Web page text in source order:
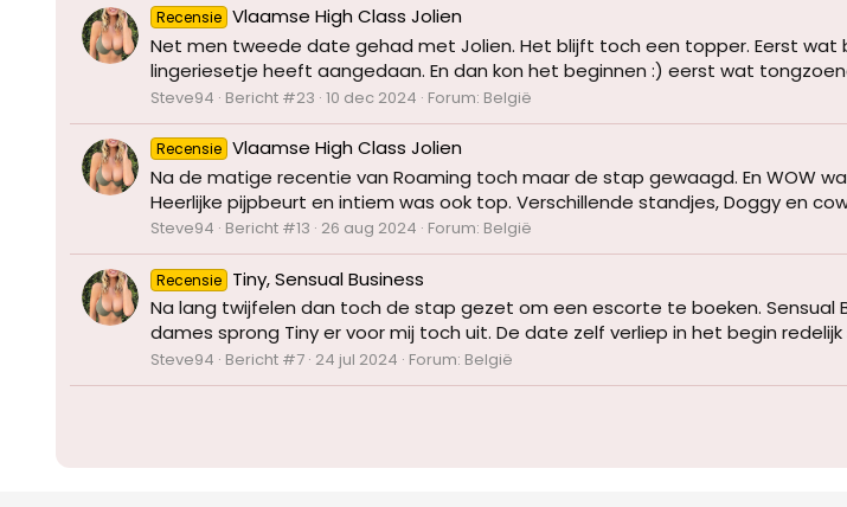
Recensie Vlaamse High Class Jolien
Net men tweede date gehad met Jolien. Het blijft toch een topper. Eerst
lingeriesetje heeft aangedaan. En dan kon het beginnen :) eerst wat
Steve94 Bericht #23 10 dec 2024 Forum: België
Recensie Vlaamse High Class Jolien
Na de matige recentie van Roaming toch maar de stap gewaagd. En WOW
Heerlijke pijpbeurt en intiem was ook top. Verschillende standjes, Doggy en
Steve94 Bericht #13 26 aug 2024 Forum: België
Recensie Tiny, Sensual Business
Na lang twijfelen dan toch de stap gezet om een escorte te boeken. Sensual
dames sprong Tiny er voor mij toch uit. De date zelf verliep in het begin
Steve94 Bericht #7 24 jul 2024 Forum: België